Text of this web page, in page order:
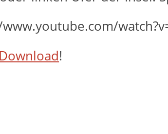
Download!